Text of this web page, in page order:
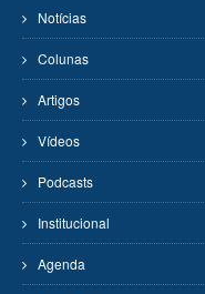
Notícias
Colunas
Artigos
Vídeos
Podcasts
Institucional
Agenda